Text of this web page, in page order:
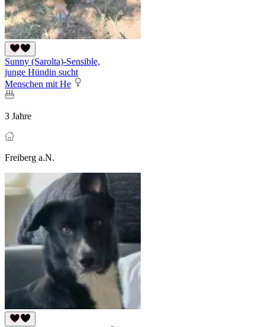
Sunny (Sarolta)-Sensible,
junge Hündin sucht
Menschen mit He
3 Jahre
Freiberg a.N.